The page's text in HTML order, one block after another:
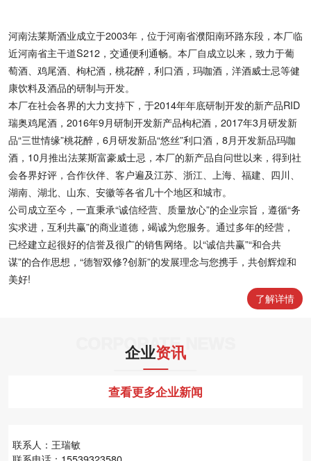
河南法莱斯酒业成立于2003年，位于河南省濮阳南环路东段，本厂临
近河南省主干道S212，交通便利通畅。本厂自成立以来，致力于葡
萄酒、鸡尾酒、枸杞酒，桃花醉，利口酒，玛咖酒，洋酒威士忌等健
康饮料及酒品的研制与开发。
本厂在社会各界的大力支持下，于2014年年底研制开发的新产品RID
瑞奥鸡尾酒，2016年9月研制开发新产品枸杞酒，2017年3月研发新
品“三世情缘”桃花醉，6月研发新品“悠丝”利口酒，8月开发新品玛咖
酒，10月推出法莱斯富豪威士忌，本厂的新产品自问世以来，得到社
会各界好评，合作伙伴、客户遍及江苏、浙江、上海、福建、四川、
湖南、湖北、山东、安徽等各省几十个地区和城市。
公司成立至今，一直秉承“诚信经营、质量放心”的企业宗旨，遵循“务
实求进，互利共赢”的商业道德，竭诚为您服务。通过多年的经营，
已经建立起很好的信誉及很广的销售网络。以“诚信共赢”“和合共
谋”的合作思想，“德智双修?创新”的发展理念与您携手，共创辉煌和
美好!
了解详情
CORPORATE NEWS
企业资讯
查看更多企业新闻
联系人：王瑞敏